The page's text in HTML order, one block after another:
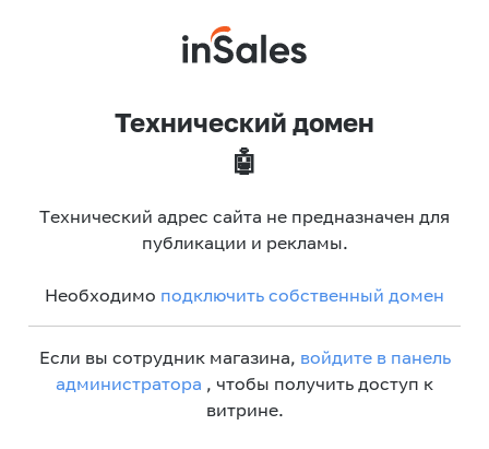
Технический домен
🤖
Технический адрес сайта не предназначен для
публикации и рекламы.
Необходимо подключить собственный домен
Если вы сотрудник магазина, войдите в панель
администратора , чтобы получить доступ к
витрине.